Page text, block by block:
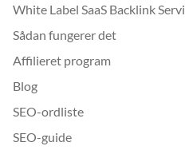
White Label SaaS Backlink
Sådan fungerer det
Affilieret program
Blog
SEO-ordliste
SEO-guide